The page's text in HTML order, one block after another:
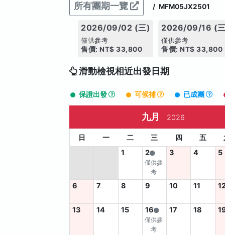
所有團期一覽 / MFM05JX2501
2026/09/02 (三)
僅供參考
售價: NT$ 33,800
2026/09/16 (
僅供參考
售價: NT$ 33,800
滑動檢視相近出發日期
保證出發 可候補 已成團
九月 2026
日 一 二 三 四 五
1
2
僅供參
考
3 4 5
6 7 8 9 10 11
13 14 15 16
僅供參
考
17 18